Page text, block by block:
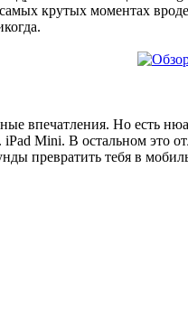
крутых моментах
впечатления. Но
iPad Mini. В остальном
превратить тебя в